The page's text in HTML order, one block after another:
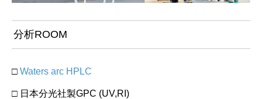
分析ROOM
□ Waters arc HPLC
□ 日本分光社製GPC (UV,RI)